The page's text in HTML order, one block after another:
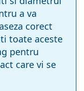
a va
corect
toate aceste
pentru
care vi se